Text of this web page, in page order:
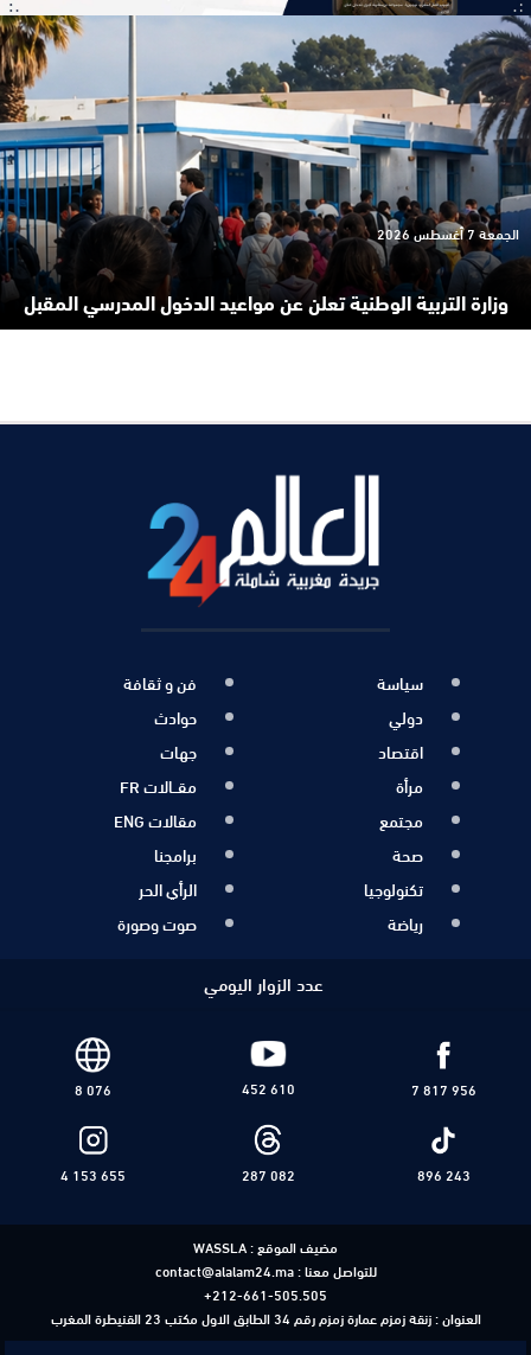
وزارة التربية الوطنية تعلن عن مواعيد الدخول المدرسي المقبل
الجمعة 7 أغسطس 2026
سياسة
دولي
اقتصاد
مرأة
مجتمع
صحة
تكنولوجيا
رياضة
فن و ثقافة
حوادث
جهات
مقــالات FR
مقالات ENG
برامجنا
الرأي الحر
صوت وصورة
عدد الزوار اليومي
7 817 956
452 610
8 076
896 243
287 082
4 153 655
مضيف الموقع :WASSLA
للتواصل معنا :contact@alalam24.ma
+212-661-505.505
العنوان : زنقة زمزم عمارة زمزم رقم 34 الطابق الاول مكتب 23 القنيطرة المغرب